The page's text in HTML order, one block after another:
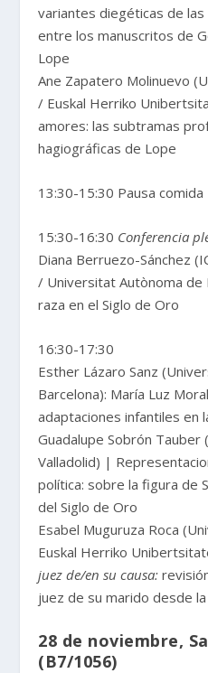
variantes diegéticas de
entre los manuscritos de
Lope
Ane Zapatero Molinuevo
/ Euskal Herriko
amores: las subtramas
hagiográficas de Lope
13:30-15:30 Pausa comida
15:30-16:30 Conferencia
Diana Berruezo-Sánchez
/ Universitat Autònoma de
raza en el Siglo de Oro
16:30-17:30
Esther Lázaro Sanz
Barcelona): María Luz
adaptaciones infantiles en
Guadalupe Sobrón Tauber
Valladolid) |
política: sobre la figura de
del Siglo de Oro
Esabel Muguruza Roca
Euskal Herriko
juez de/en su causa:
juez de su marido desde
28 de noviembre,
(B7/1056)